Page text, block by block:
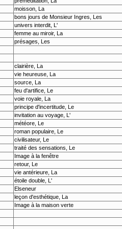
moisson, La
bons jours de Monsieur Ingres, Les
univers interdit, L'
femme au miroir, La
présages, Les
clairière, La
vie heureuse, La
source, La
feu d'artifice, Le
voie royale, La
principe d'incertitude, Le
invitation au voyage, L'
météore, Le
roman populaire, Le
civilisateur, Le
traité des sensations, Le
Image à la fenêtre
retour, Le
vie antérieure, La
étoile double, L'
Elseneur
leçon d'esthétique, La
Image à la maison verte